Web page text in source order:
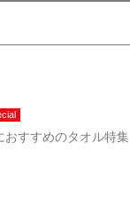
おすすめのタオル特集